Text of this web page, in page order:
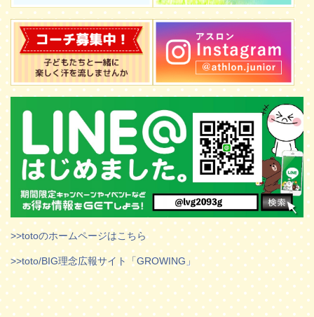
>>totoのホームページはこちら
>>toto/BIG理念広報サイト「GROWING」